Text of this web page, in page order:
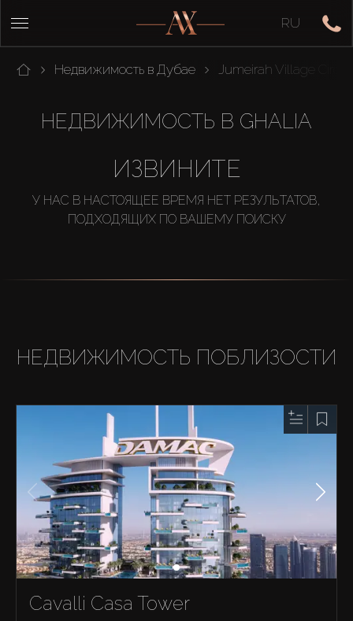
RU
Недвижимость в Дубае Jumeirah Village Circle
НЕДВИЖИМОСТЬ В GHALIA
ИЗВИНИТЕ
У НАС В НАСТОЯЩЕЕ ВРЕМЯ НЕТ РЕЗУЛЬТАТОВ,
ПОДХОДЯЩИХ ПО ВАШЕМУ ПОИСКУ
НЕДВИЖИМОСТЬ ПОБЛИЗОСТИ
Cavalli Casa Tower